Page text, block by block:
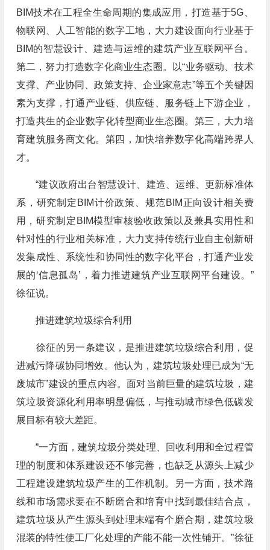
BIM技术在工程全生命周期的集成应用，打造基于5G、
物联网、人工智能的数字工地，大力建设面向行业基于
BIM的智慧设计、建造与运维的建筑产业互联网平台。
第二，努力打造数字化商业生态圈。以“业务驱动、技术
支撑、产业协同、政策支持、企业家意志”等五个关键因
素为支撑，打通产业链、供应链、服务链上下游企业，
打造共生的企业数字化转型商业生态圈。第三，大力培
育建筑服务商文化。第四，加快培养数字化高端跨界人
才。
“建议政府出台智慧设计、建造、运维、更新标准体
系，研究制定BIM计价政策、规范BIM正向设计相关费
用，研究制定BIM模型审核验收政策以及兼具实用性和
针对性的行业相关标准，大力支持传统行业自主创新研
发集成性、系统性和协同性的数字化平台，打通产业发
展的‘信息孤岛’，着力推进建筑产业互联网平台建设。”
徐征说。
推进建筑垃圾综合利用
徐征的另一条建议，是推进建筑垃圾综合利用，促
进减污降碳协同增效。他认为，建筑垃圾处理已成为“无
废城市”建设的重点内容。面对当前巨量的建筑垃圾，建
筑垃圾资源化利用率明显偏低，与推动城市绿色低碳发
展目标有较大差距。
“一方面，建筑垃圾分类处理、回收利用和全过程管
理的制度和体系建设还不够完善，也缺乏从源头上减少
工程建设建筑垃圾产生的工作机制。另一方面，技术路
线和市场需求要在不断磨合和培育中找到最佳结合点，
建筑垃圾从产生源头到处理末端有个磨合期，建筑垃圾
混装的特性使工厂化处理的产能不能一次性铺开。”徐征